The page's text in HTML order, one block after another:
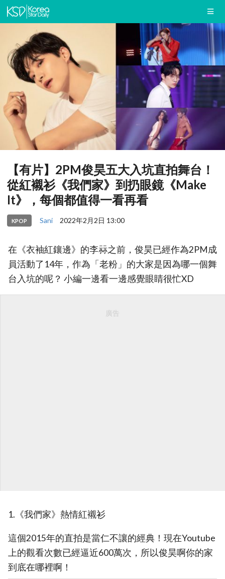
【有片】2PM俊昊五大入坑直拍舞台！
從紅襯衫《我們家》到扔眼鏡《Make
It》，每個都值得一看再看
KPOP Sani 2022年2月2日 13:00
在《衣袖紅鑲邊》的李祘之前，俊昊已經作為2PM成
員活動了14年，作為「老粉」的大家是因為哪一個舞
台入坑的呢？ 小編一邊看一邊感覺眼睛很忙XD
廣告
1.《我們家》熱情紅襯衫
這個2015年的直拍是當仁不讓的經典！現在Youtube
上的觀看次數已經逼近600萬次，所以俊昊啊你的家
到底在哪裡啊！